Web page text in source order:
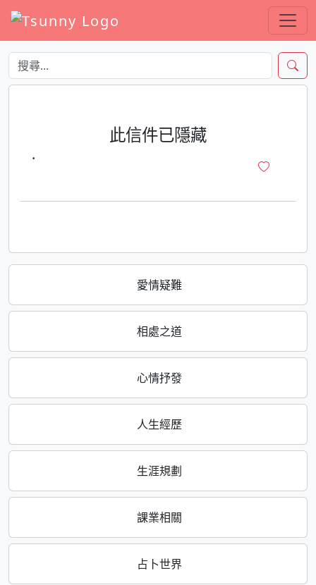
愛情疑難
相處之道
心情抒發
人生經歷
生涯規劃
課業相關
占卜世界
此信件已隱藏
·